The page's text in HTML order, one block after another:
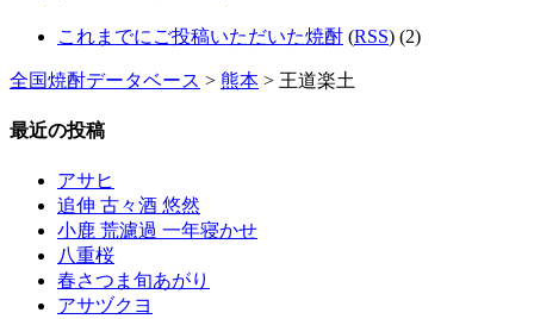
これまでにご投稿いただいた焼酎 (RSS) (2)
全国焼酎データベース > 熊本 > 王道楽土
最近の投稿
アサヒ
追伸 古々酒 悠然
小鹿 荒濾過 一年寝かせ
八重桜
春さつま旬あがり
アサヅクヨ